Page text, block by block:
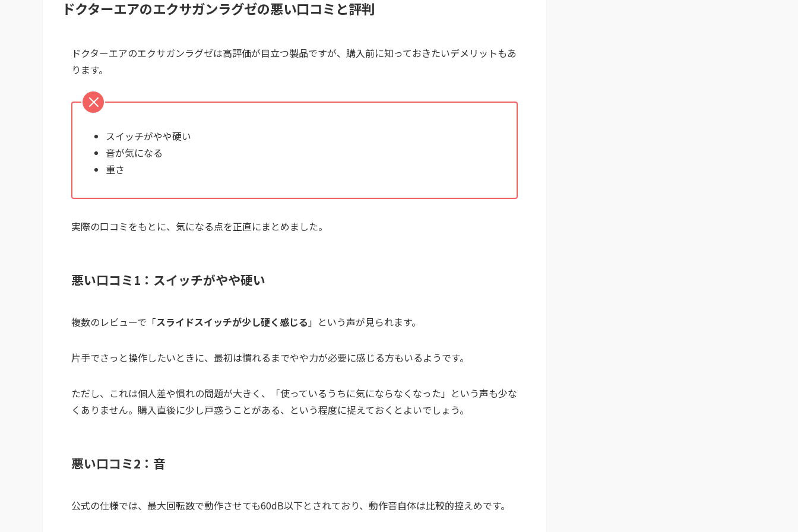
ドクターエアのエクサガンラグゼの悪い口コミと評判
ドクターエアのエクサガンラグゼは高評価が目立つ製品ですが、購入前に知っておきたいデメリットもあ
ります。
スイッチがやや硬い
音が気になる
重さ
実際の口コミをもとに、気になる点を正直にまとめました。
悪い口コミ1：スイッチがやや硬い
複数のレビューで「スライドスイッチが少し硬く感じる 」という声が見られます。
片手でさっと操作したいときに、最初は慣れるまでやや力が必要に感じる方もいるようです。
ただし、これは個人差や慣れの問題が大きく、「使っているうちに気にならなくなった」という声も少な
くありません。購入直後に少し戸惑うことがある、という程度に捉えておくとよいでしょう。
悪い口コミ2：音
公式の仕様では、最大回転数で動作させても60dB以下とされており、動作音自体は比較的控えめです。